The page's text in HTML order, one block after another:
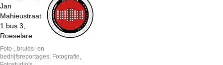
Jan
Mahieustraat
1 bus 3,
Roeselare
Foto-, bruids- en
bedrijfsreportages, Fotografie,